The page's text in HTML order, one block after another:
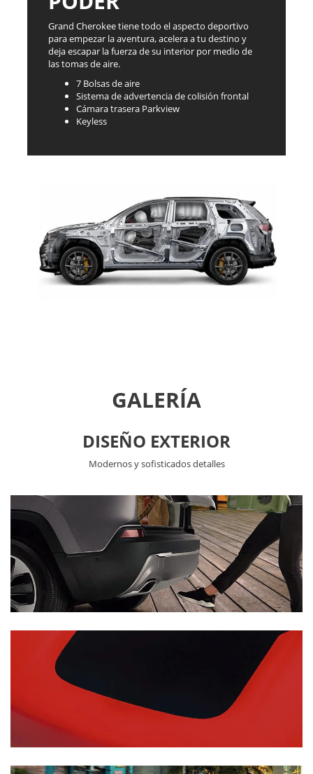
Grand Cherokee tiene todo el aspecto deportivo
para empezar la aventura, acelera a tu destino y
deja escapar la fuerza de su interior por medio de
las tomas de aire.
7 Bolsas de aire
Sistema de advertencia de colisión frontal
Cámara trasera Parkview
Keyless
GALERÍA
DISEÑO EXTERIOR
Modernos y sofisticados detalles